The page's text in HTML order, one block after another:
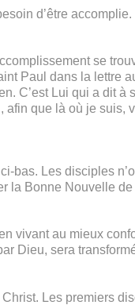
d’être
se
Paul dans la lettre
C’est Lui qui a dit à
que là où je suis,
bas. Les disciples
la Bonne Nouvelle
vivant au mieux
Dieu, sera
Les premiers